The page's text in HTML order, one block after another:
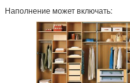
Наполнение может включать: